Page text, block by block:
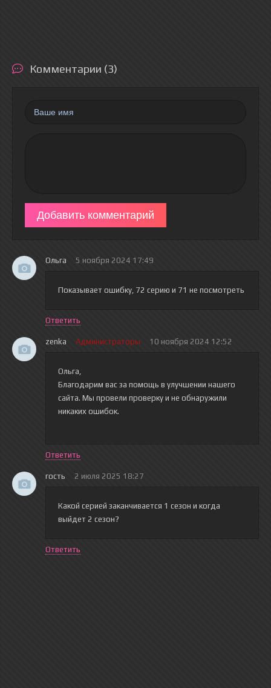
Комментарии (3)
Добавить комментарий
Ольга 5 ноября 2024 17:49
Показывает ошибку, 72 серию и 71 не посмотреть
Ответить
zenka Администраторы 10 ноября 2024 12:52
Ольга,
Благодарим вас за помощь в улучшении нашего
сайта. Мы провели проверку и не обнаружили
никаких ошибок.
Ответить
гость 2 июля 2025 18:27
Какой серией заканчивается 1 сезон и когда
выйдет 2 сезон?
Ответить